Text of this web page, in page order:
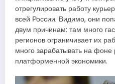
отрегулировать работу
всей России. Видимо, они
двум причинам: там много
регионов ограничивает их
много зарабатывать на фоне
платформенной экономики.